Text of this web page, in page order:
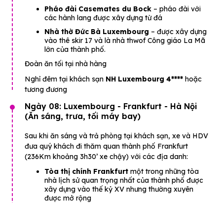
Pháo đài Casemates du Bock – pháo đài với
các hành lang được xây dựng từ đá
Nhà thờ Đức Bà Luxembourg – được xây dựng
vào thê skir 17 và là nhà thwof Công giáo La Mã
lớn của thành phố.
Đoàn ăn tối tại nhà hàng
Nghỉ đêm tại khách sạn NH Luxembourg 4**** hoặc
tương đương
Ngày 08: Luxembourg - Frankfurt - Hà Nội
(Ăn sáng, trưa, tối máy bay)
Sau khi ăn sáng và trả phòng tại khách sạn, xe và HDV
đưa quý khách đi thăm quan thành phố Frankfurt
(236Km khoảng 3h30’ xe chậy) với các địa danh:
Tòa thị chính Frankfurt một trong những tòa
nhà lịch sử quan trọng nhất của thành phố được
xây dựng vào thế kỷ XV nhưng thường xuyên
được mở rộng